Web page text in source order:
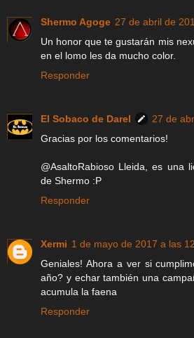
Shermo Agoge 27 de abril de
Un honor que te gustarán mis
en el lomo les da mucho color.
Responder
El Sobaco de Darel
27 de
Gracias por los comentarios!
@AsaltoRabioso Lleida, es una
de Shermo :P
Responder
Xermi 1 de mayo de 2017 a las
Geniales! Ahora a ver si
año? y echar también una
acumula la faena
Responder